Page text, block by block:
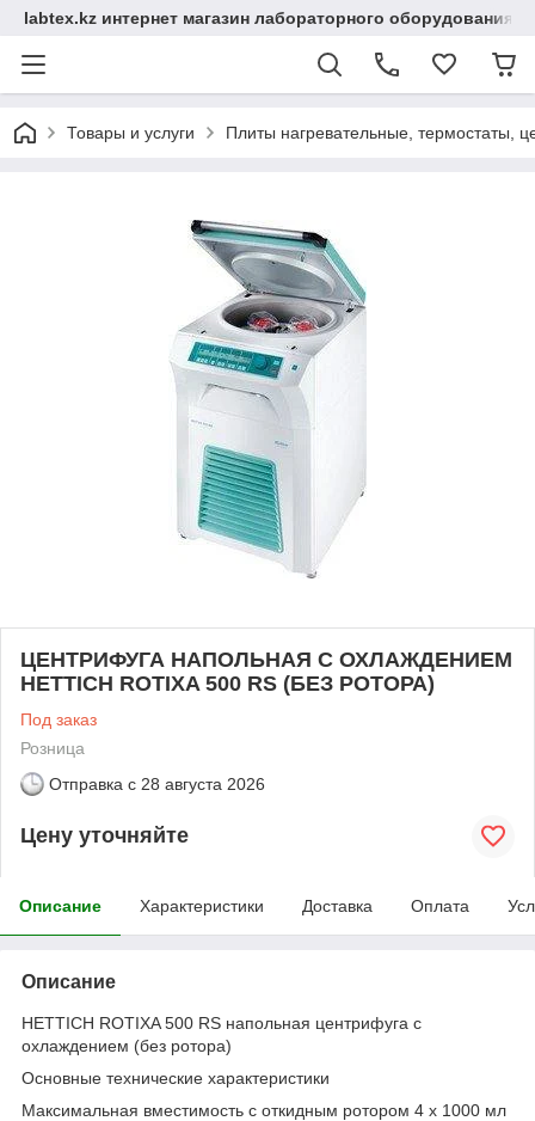
labtex.kz интернет магазин лабораторного оборудования
Товары и услуги Плиты нагревательные, термостаты,
ЦЕНТРИФУГА НАПОЛЬНАЯ С ОХЛАЖДЕНИЕМ
HETTICH ROTIXA 500 RS (БЕЗ РОТОРА)
Под заказ
Розница
Отправка с 28 августа 2026
Цену уточняйте
Описание Характеристики Доставка Оплата
Описание
HETTICH ROTIXA 500 RS напольная центрифуга с
охлаждением (без ротора)
Основные технические характеристики
Максимальная вместимость с откидным ротором 4 x 1000 мл